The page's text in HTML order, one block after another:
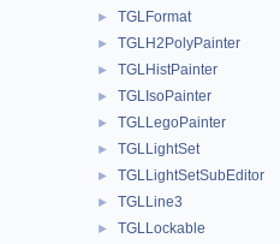
► TGLFormat
► TGLH2PolyPainter
► TGLHistPainter
► TGLIsoPainter
► TGLLegoPainter
► TGLLightSet
► TGLLightSetSubEditor
► TGLLine3
► TGLLockable